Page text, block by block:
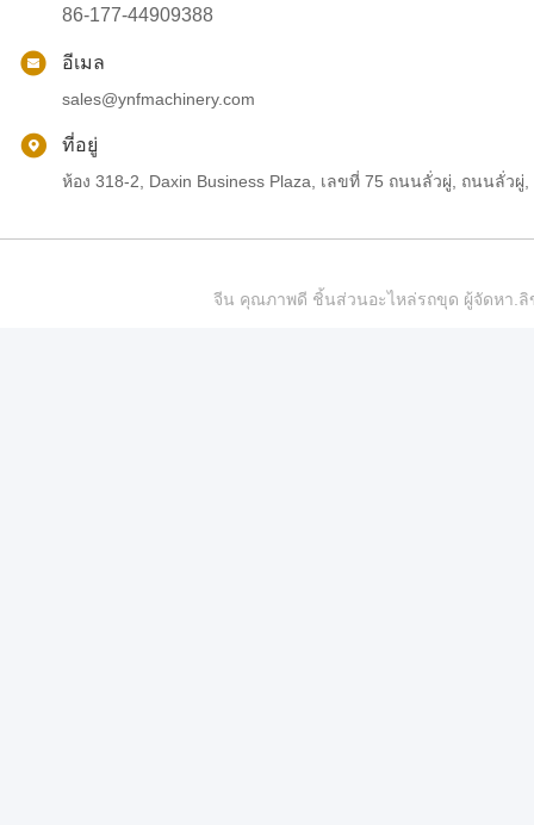
86-177-44909388
อีเมล
sales@ynfmachinery.com
ที่อยู่
ห้อง 318-2, Daxin Business Plaza, เลขที่ 75 ถนนลั่วผู่, ถนนลั่ว
จีน คุณภาพดี ชิ้นส่วนอะไหล่รถขุด ผู้จัดหา.ลิข